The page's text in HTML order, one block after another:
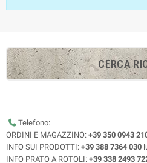
CERCA
Telefono:
ORDINI E MAGAZZINO: +39 350 0943
INFO SUI PRODOTTI: +39 388 7364 030
INFO PRATO A ROTOLI: +39 338 2493